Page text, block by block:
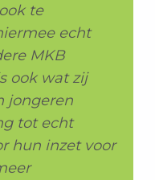
te
echt
MKB
ook wat zij
jongeren
tot echt
hun inzet voor